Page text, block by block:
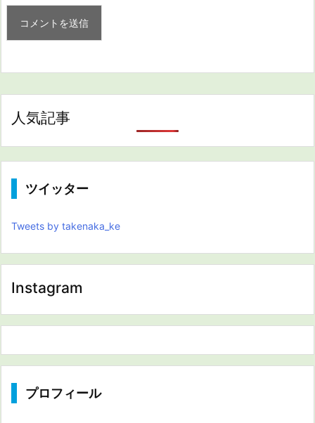
人気記事
ツイッター
Tweets by takenaka_ke
Instagram
プロフィール